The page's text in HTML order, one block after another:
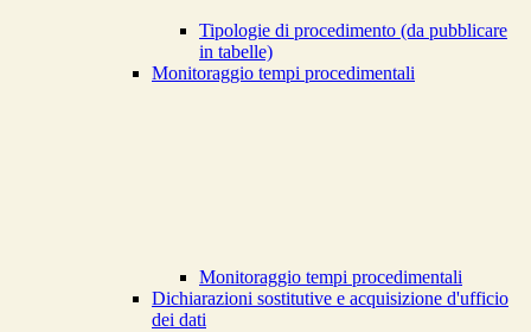
Tipologie di procedimento (da pubblicare
in tabelle)
Monitoraggio tempi procedimentali
Monitoraggio tempi procedimentali
Dichiarazioni sostitutive e acquisizione d'ufficio
dei dati